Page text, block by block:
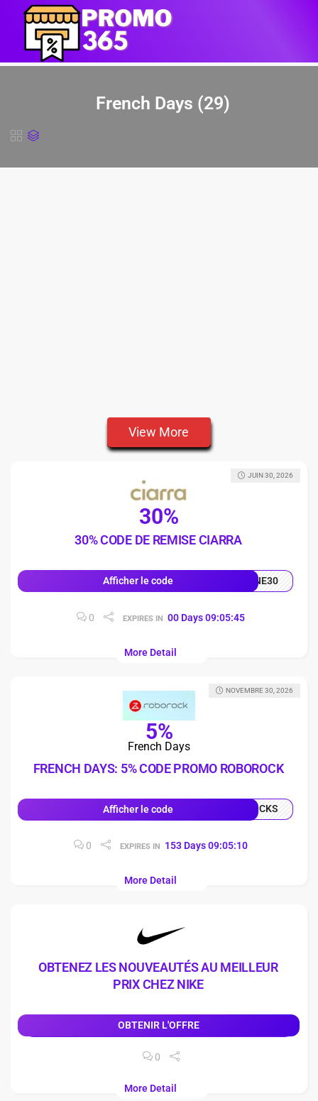
French Days (29)
View More
30%
30% CODE DE REMISE CIARRA
JUIN 30, 2026
Afficher le code NE30
0 EXPIRES IN 00 Days09:05:45
More Detail
5%
French Days
FRENCH DAYS: 5% CODE PROMO ROBOROCK
NOVEMBRE 30, 2026
Afficher le code OCKS
0 EXPIRES IN 153 Days09:05:10
More Detail
OBTENEZ LES NOUVEAUTÉS AU MEILLEUR
PRIX CHEZ NIKE
OBTENIR L'OFFRE
0
More Detail